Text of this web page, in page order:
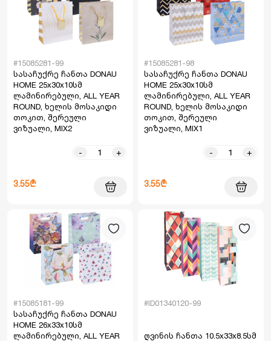
#15085281-99
სასაჩუქრე ჩანთა DONAU
HOME 25x30x10სმ
ლამინირებული, ALL YEAR
ROUND, ხელის მოსაკიდი
თოკით, შერეული
ვიზუალი, MIX2
- +
3.55₾
#15085281-98
სასაჩუქრე ჩანთა DONAU
HOME 25x30x10სმ
ლამინირებული, ALL YEAR
ROUND, ხელის მოსაკიდი
თოკით, შერეული
ვიზუალი, MIX1
- +
3.55₾
#15085181-99
სასაჩუქრე ჩანთა DONAU
HOME 26x33x10სმ
ლამინირებული, ALL YEAR
#ID01340120-99
ღვინის ჩანთა 10.5x33x8.5სმ